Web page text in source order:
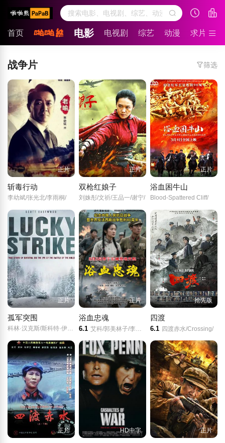
首页 电影 电视剧 综艺 动漫 求片留言
战争片 筛选
正片
斩毒行动
李幼斌/张光北/李雨桐/
正片
双枪红娘子
刘姝彤/文祈/王品一/谢宁/
正片
浴血困牛山
Blood-Spattered Cliff/
正片
孤军突围
正片
浴血忠魂
6.1 艾科/郭美林子/李博/葛佳佳/邓凯匀/周星宜/红卫姝辰/张博/胡骁源/陈宇星/朱丹蕾/张庆亮/
抢先版
四渡
6.1 四渡赤水/Crossing/
正片 HD中字 正片